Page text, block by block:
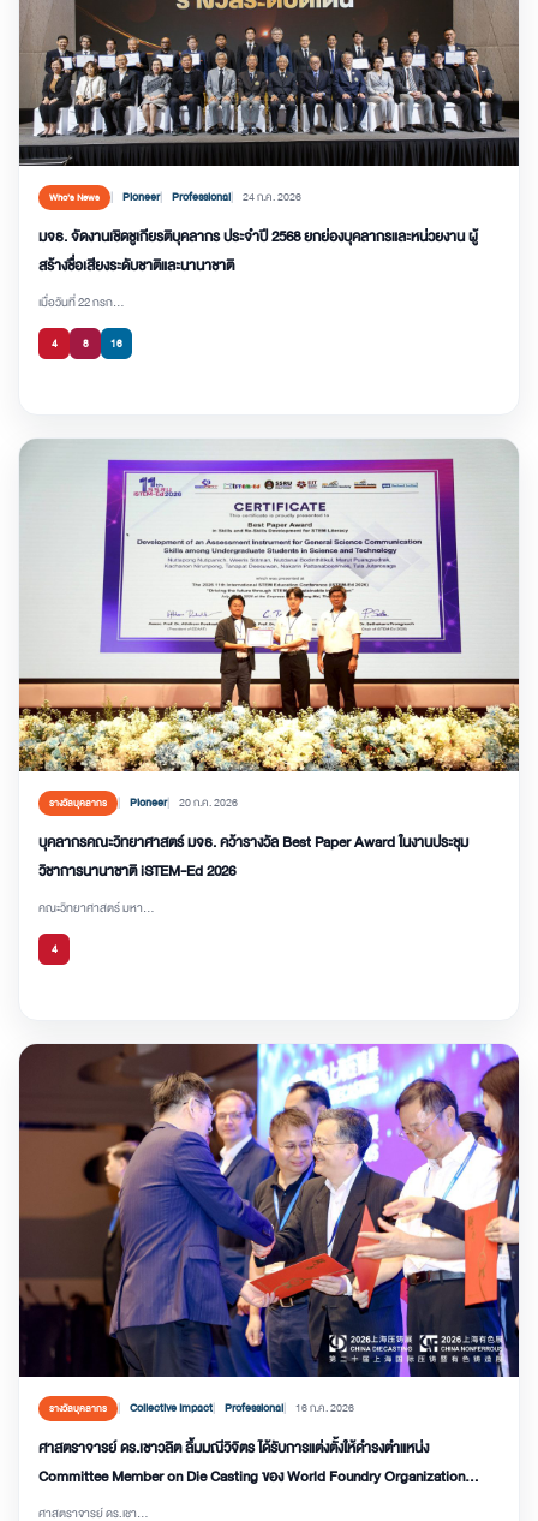
Who’s News Pioneer Professional 24 ก.ค. 2026
มจธ. จัดงานเชิดชูเกียรติบุคลากร ประจำปี 2568 ยกย่องบุคลากรและหน่วยงาน ผู้
สร้างชื่อเสียงระดับชาติและนานาชาติ
เมื่อวันที่ 22 กรก...
4 8 16
รางวัลบุคลากร Pioneer 20 ก.ค. 2026
บุคลากรคณะวิทยาศาสตร์ มจธ. คว้ารางวัล Best Paper Award ในงานประชุม
วิชาการนานาชาติ iSTEM-Ed 2026
คณะวิทยาศาสตร์ มหา...
4
รางวัลบุคลากร Collective Impact Professional 16 ก.ค. 2026
ศาสตราจารย์ ดร.เชาวลิต ลิ้มมณีวิจิตร ได้รับการแต่งตั้งให้ดำรงตำแหน่ง
Committee Member on Die Casting ของ World Foundry Organization
(WFO)
ศาสตราจารย์ ดร.เชา...